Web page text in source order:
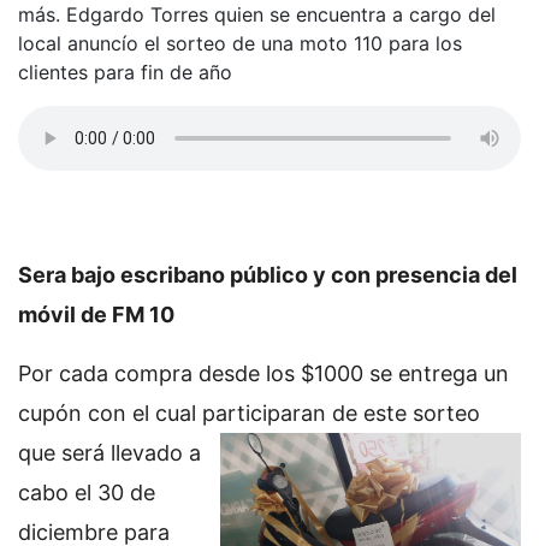
más. Edgardo Torres quien se encuentra a cargo del
local anuncío el sorteo de una moto 110 para los
clientes para fin de año
Sera bajo escribano público y con presencia del
móvil de FM 10
Por cada compra desde los $1000 se entrega un
cupón con el cual participaran de este sorteo
que será llevado a
cabo el 30 de
diciembre para